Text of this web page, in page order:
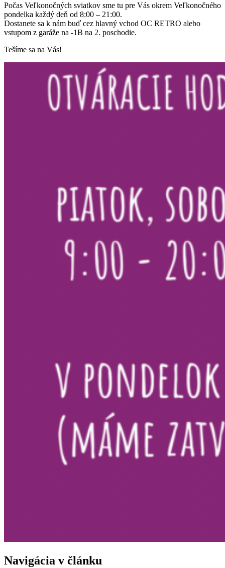
Počas Veľkonočných sviatkov sme tu pre Vás okrem Veľkonočného
pondelka každý deň od 8:00 – 21:00.
Dostanete sa k nám buď cez hlavný vchod OC RETRO alebo
vstupom z garáže na -1B na 2. poschodie.
Tešíme sa na Vás!
Navigácia v článku